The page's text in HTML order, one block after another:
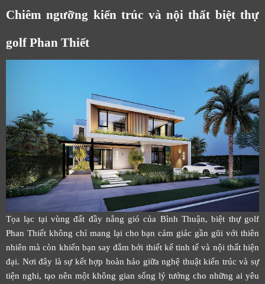
Chiêm ngưỡng kiến trúc và nội thất biệt thự
golf Phan Thiết
Tọa lạc tại vùng đất đầy nắng gió của Bình Thuận, biệt thự golf
Phan Thiết không chỉ mang lại cho bạn cảm giác gần gũi với thiên
nhiên mà còn khiến bạn say đắm bởi thiết kế tinh tế và nội thất hiện
đại. Nơi đây là sự kết hợp hoàn hảo giữa nghệ thuật kiến trúc và sự
tiện nghi, tạo nên một không gian sống lý tưởng cho những ai yêu